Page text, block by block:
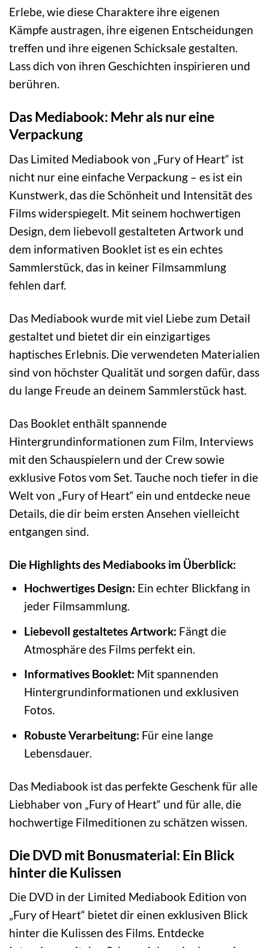
Erlebe, wie diese Charaktere ihre eigenen
Kämpfe austragen, ihre eigenen Entscheidungen
treffen und ihre eigenen Schicksale gestalten.
Lass dich von ihren Geschichten inspirieren und
berühren.
Das Mediabook: Mehr als nur eine
Verpackung
Das Limited Mediabook von „Fury of Heart“ ist
nicht nur eine einfache Verpackung – es ist ein
Kunstwerk, das die Schönheit und Intensität des
Films widerspiegelt. Mit seinem hochwertigen
Design, dem liebevoll gestalteten Artwork und
dem informativen Booklet ist es ein echtes
Sammlerstück, das in keiner Filmsammlung
fehlen darf.
Das Mediabook wurde mit viel Liebe zum Detail
gestaltet und bietet dir ein einzigartiges
haptisches Erlebnis. Die verwendeten Materialien
sind von höchster Qualität und sorgen dafür, dass
du lange Freude an deinem Sammlerstück hast.
Das Booklet enthält spannende
Hintergrundinformationen zum Film, Interviews
mit den Schauspielern und der Crew sowie
exklusive Fotos vom Set. Tauche noch tiefer in die
Welt von „Fury of Heart“ ein und entdecke neue
Details, die dir beim ersten Ansehen vielleicht
entgangen sind.
Die Highlights des Mediabooks im Überblick:
Hochwertiges Design: Ein echter Blickfang in
jeder Filmsammlung.
Liebevoll gestaltetes Artwork: Fängt die
Atmosphäre des Films perfekt ein.
Informatives Booklet: Mit spannenden
Hintergrundinformationen und exklusiven
Fotos.
Robuste Verarbeitung: Für eine lange
Lebensdauer.
Das Mediabook ist das perfekte Geschenk für alle
Liebhaber von „Fury of Heart“ und für alle, die
hochwertige Filmeditionen zu schätzen wissen.
Die DVD mit Bonusmaterial: Ein Blick
hinter die Kulissen
Die DVD in der Limited Mediabook Edition von
„Fury of Heart“ bietet dir einen exklusiven Blick
hinter die Kulissen des Films. Entdecke